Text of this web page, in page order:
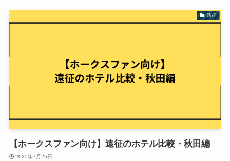
遠征
【ホークスファン向け】遠征のホテル比較・秋田編
2025年7月25日